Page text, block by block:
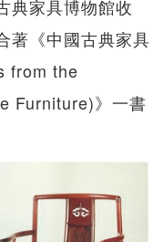
典家具博物館收
著《中國古典家具
from the
Furniture)》一書